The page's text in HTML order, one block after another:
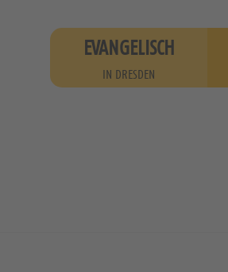
EVANGELISCH
IN DRESDEN